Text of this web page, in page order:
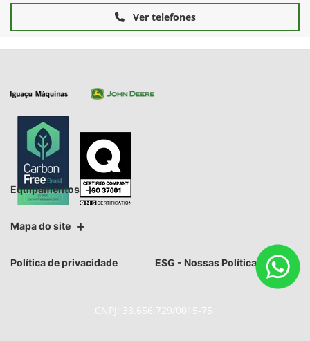
Ver telefones
Equipamentos
Mapa do site
Política de privacidade ESG - Nossas Políticas
CNPJ: 33.656.729/0015-75